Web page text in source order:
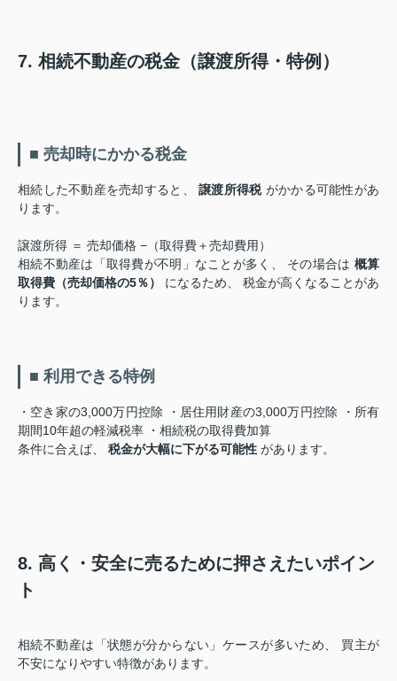
7. 相続不動産の税金（譲渡所得・特例）
■ 売却時にかかる税金
相続した不動産を売却すると、譲渡所得税がかかる可能性があ
ります。
譲渡所得 ＝ 売却価格 −（取得費＋売却費用）
相続不動産は「取得費が不明」なことが多く、 その場合は 概算
取得費（売却価格の5％）
になるため、 税金が高くなることがあ
ります。
■ 利用できる特例
・空き家の3,000万円控除 ・居住用財産の3,000万円控除 ・所有
期間10年超の軽減税率 ・相続税の取得費加算
条件に合えば、 税金が大幅に下がる可能性 があります。
8. 高く・安全に売るために押さえたいポイン
ト
相続不動産は「状態が分からない」ケースが多いため、 買主が
不安になりやすい特徴があります。